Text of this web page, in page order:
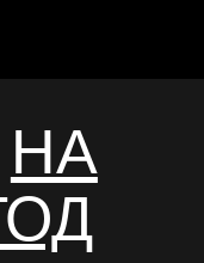
7 490 тг/мес.